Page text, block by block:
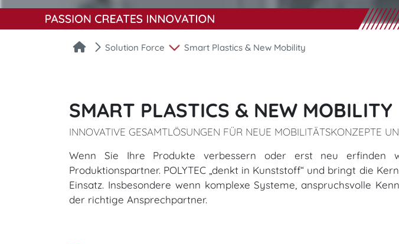
Solution Force Smart Plastics & New Mobility
SMART PLASTICS & NEW MOBILITY
INNOVATIVE GESAMTLÖSUNGEN FÜR NEUE MOBILITÄTSKONZEPTE
​​​​​​​​​​​​​​Wenn Sie Ihre Produkte verbessern oder erst neu erfinden
Produktionspartner. POLYTEC „denkt in Kunststoff“ und bringt die
Einsatz. Insbesondere wenn komplexe Systeme, anspruchsvolle
der richtige Ansprechpartner.​​​​​​​​​​​​​​